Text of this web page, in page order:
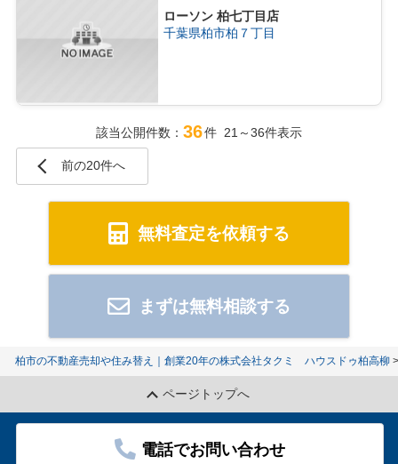
ローソン 柏七丁目店
千葉県柏市柏７丁目
該当公開件数： 36件 21～36件表示
前の20件へ
無料査定を依頼する
まずは無料相談する
柏市の不動産売却や住み替え｜創業20年の株式会社タクミ ハウスドゥ柏高柳
ページトップへ
電話でお問い合わせ